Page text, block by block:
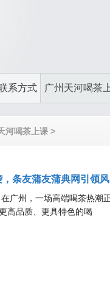
系方式 广州天河喝茶
河喝茶上课 >
条友蒲友蒲典网引领
广州，一场高端喝茶热潮
高品质、更具特色的喝